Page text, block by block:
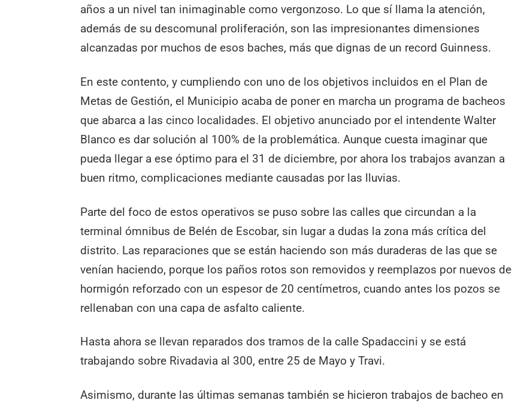
años a un nivel tan inimaginable como vergonzoso. Lo que sí llama la atención,
además de su descomunal proliferación, son las impresionantes dimensiones
alcanzadas por muchos de esos baches, más que dignas de un record Guinness.
En este contento, y cumpliendo con uno de los objetivos incluidos en el Plan de
Metas de Gestión, el Municipio acaba de poner en marcha un programa de bacheos
que abarca a las cinco localidades. El objetivo anunciado por el intendente Walter
Blanco es dar solución al 100% de la problemática. Aunque cuesta imaginar que
pueda llegar a ese óptimo para el 31 de diciembre, por ahora los trabajos avanzan a
buen ritmo, complicaciones mediante causadas por las lluvias.
Parte del foco de estos operativos se puso sobre las calles que circundan a la
terminal ómnibus de Belén de Escobar, sin lugar a dudas la zona más crítica del
distrito. Las reparaciones que se están haciendo son más duraderas de las que se
venían haciendo, porque los paños rotos son removidos y reemplazos por nuevos de
hormigón reforzado con un espesor de 20 centímetros, cuando antes los pozos se
rellenaban con una capa de asfalto caliente.
Hasta ahora se llevan reparados dos tramos de la calle Spadaccini y se está
trabajando sobre Rivadavia al 300, entre 25 de Mayo y Travi.
Asimismo, durante las últimas semanas también se hicieron trabajos de bacheo en